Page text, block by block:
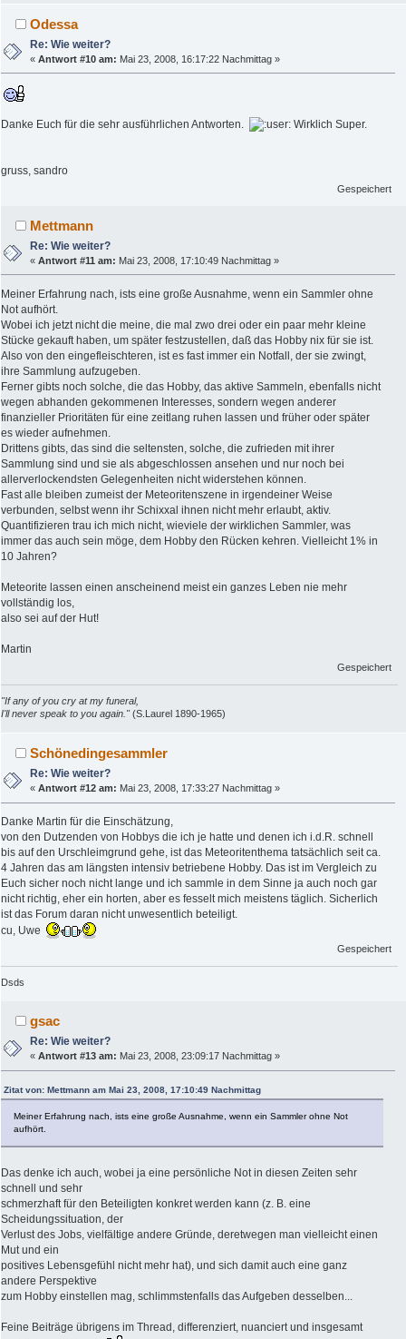
Odessa
Re: Wie weiter?
«Antwort #10 am: Mai 23, 2008, 16:17:22 Nachmittag »
Danke Euch für die sehr ausführlichen Antworten. Wirklich Super.
gruss, sandro
Gespeichert
Mettmann
Re: Wie weiter?
«Antwort #11 am: Mai 23, 2008, 17:10:49 Nachmittag »
Meiner Erfahrung nach, ists eine große Ausnahme, wenn ein Sammler ohne
Not aufhört.
Wobei ich jetzt nicht die meine, die mal zwo drei oder ein paar mehr kleine
Stücke gekauft haben, um später festzustellen, daß das Hobby nix für sie ist.
Also von den eingefleischteren, ist es fast immer ein Notfall, der sie zwingt,
ihre Sammlung aufzugeben.
Ferner gibts noch solche, die das Hobby, das aktive Sammeln, ebenfalls nicht
wegen abhanden gekommenen Interesses, sondern wegen anderer
finanzieller Prioritäten für eine zeitlang ruhen lassen und früher oder später
es wieder aufnehmen.
Drittens gibts, das sind die seltensten, solche, die zufrieden mit ihrer
Sammlung sind und sie als abgeschlossen ansehen und nur noch bei
allerverlockendsten Gelegenheiten nicht widerstehen können.
Fast alle bleiben zumeist der Meteoritenszene in irgendeiner Weise
verbunden, selbst wenn ihr Schixxal ihnen nicht mehr erlaubt, aktiv.
Quantifizieren trau ich mich nicht, wieviele der wirklichen Sammler, was
immer das auch sein möge, dem Hobby den Rücken kehren. Vielleicht 1% in
10 Jahren?
Meteorite lassen einen anscheinend meist ein ganzes Leben nie mehr
vollständig los,
also sei auf der Hut!
Martin
Gespeichert
"If any of you cry at my funeral,
I'll never speak to you again."(S.Laurel 1890-1965)
Schönedingesammler
Re: Wie weiter?
«Antwort #12 am: Mai 23, 2008, 17:33:27 Nachmittag »
Danke Martin für die Einschätzung,
von den Dutzenden von Hobbys die ich je hatte und denen ich i.d.R. schnell
bis auf den Urschleimgrund gehe, ist das Meteoritenthema tatsächlich seit ca.
4 Jahren das am längsten intensiv betriebene Hobby. Das ist im Vergleich zu
Euch sicher noch nicht lange und ich sammle in dem Sinne ja auch noch gar
nicht richtig, eher ein horten, aber es fesselt mich meistens täglich. Sicherlich
ist das Forum daran nicht unwesentlich beteiligt.
cu, Uwe
Gespeichert
Dsds
gsac
Re: Wie weiter?
«Antwort #13 am: Mai 23, 2008, 23:09:17 Nachmittag »
Zitat von: Mettmann am Mai 23, 2008, 17:10:49 Nachmittag
Meiner Erfahrung nach, ists eine große Ausnahme, wenn ein Sammler ohne Not
aufhört.
Das denke ich auch, wobei ja eine persönliche Not in diesen Zeiten sehr
schnell und sehr
schmerzhaft für den Beteiligten konkret werden kann (z. B. eine
Scheidungssituation, der
Verlust des Jobs, vielfältige andere Gründe, deretwegen man vielleicht einen
Mut und ein
positives Lebensgefühl nicht mehr hat), und sich damit auch eine ganz
andere Perspektive
zum Hobby einstellen mag, schlimmstenfalls das Aufgeben desselben...
Feine Beiträge übrigens im Thread, differenziert, nuanciert und insgesamt